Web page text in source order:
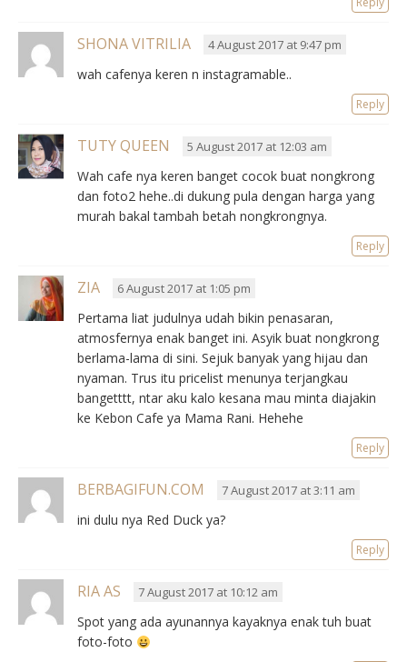
SHONA VITRILIA 4 August 2017 at 9:47 pm
wah cafenya keren n instagramable..
Reply
TUTY QUEEN 5 August 2017 at 12:03 am
Wah cafe nya keren banget cocok buat nongkrong
dan foto2 hehe..di dukung pula dengan harga yang
murah bakal tambah betah nongkrongnya.
Reply
ZIA 6 August 2017 at 1:05 pm
Pertama liat judulnya udah bikin penasaran,
atmosfernya enak banget ini. Asyik buat nongkrong
berlama-lama di sini. Sejuk banyak yang hijau dan
nyaman. Trus itu pricelist menunya terjangkau
bangetttt, ntar aku kalo kesana mau minta diajakin
ke Kebon Cafe ya Mama Rani. Hehehe
Reply
BERBAGIFUN.COM 7 August 2017 at 3:11 am
ini dulu nya Red Duck ya?
Reply
RIA AS 7 August 2017 at 10:12 am
Spot yang ada ayunannya kayaknya enak tuh buat
foto-foto